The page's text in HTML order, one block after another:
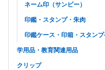
ネーム印（サンビー）
印鑑・スタンプ・朱肉
印鑑ケース・印箱・スタンプ
学用品・教育関連用品
クリップ